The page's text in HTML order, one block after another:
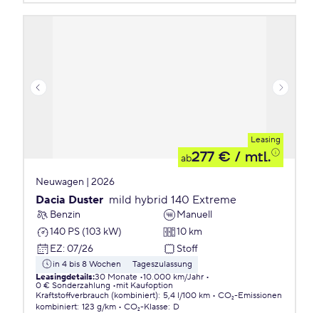
Leasing
ab277 € / mtl.
Neuwagen | 2026
Dacia Duster mild hybrid 140 Extreme
Benzin
Manuell
140 PS (103 kW)
10 km
EZ: 07/26 Stoff
in 4 bis 8 Wochen
Tageszulassung
Leasingdetails:30 Monate 10.000 km/Jahr
0 € Sonderzahlung
mit Kaufoption
Kraftstoffverbrauch (kombiniert): 5,4 l/100 km
CO₂-Emissionen
kombiniert: 123 g/km CO₂-Klasse: D